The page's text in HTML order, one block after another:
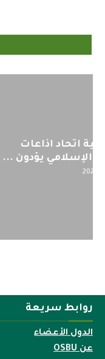
اليوم :
روابط سريعة
الدول الأعضاء
عن OSBU